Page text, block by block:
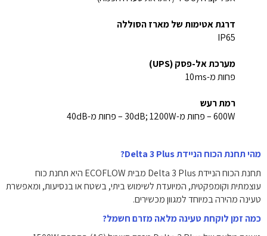
דרגת אטימות של מארז הסוללה
IP65
מערכת אל-פסק (UPS)
פחות מ-10ms
רמת רעש
600W – פחות מ-30dB; 1200W – פחות מ-40dB
מהי תחנת הכוח הניידת Delta 3 Plus?
תחנת הכוח הניידת Delta 3 Plus מבית ECOFLOW היא תחנת כוח
עוצמתית וקומפקטית, המיועדת לשימוש ביתי, בשטח או בנסיעות, ומאפשרת
טעינה מהירה במיוחד למגוון מכשירים.
כמה זמן לוקחת טעינה מלאה מזרם חשמל?